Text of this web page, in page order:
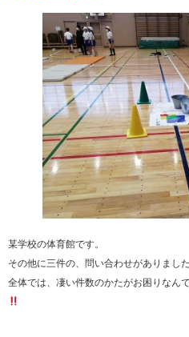
某学校の体育館です。
その他に三件の、問い合わせがありまし
全体では、凄い件数のかたがお困りなん